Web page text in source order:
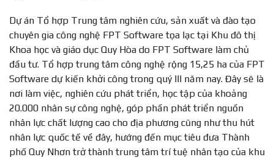
Dự án Tổ hợp Trung tâm nghiên cứu, sản xuất và đào tạo
chuyên gia công nghệ FPT Software tọa lạc tại Khu đô thị
Khoa học và giáo dục Quy Hòa do FPT Software làm chủ
đầu tư. Tổ hợp trung tâm công nghệ rộng 15,25 ha của FPT
Software dự kiến khởi công trong quý III năm nay. Đây sẽ là
nơi làm việc, nghiên cứu phát triển, học tập của khoảng
20.000 nhân sự công nghệ, góp phần phát triển nguồn
nhân lực chất lượng cao cho địa phương cũng như thu hút
nhân lực quốc tế về đây, hướng đến mục tiêu đưa Thành
phố Quy Nhơn trở thành trung tâm trí tuệ nhân tạo của khu